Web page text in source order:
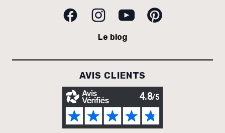
FacebookInstagramYoutubePinterest
Le blog
AVIS CLIENTS